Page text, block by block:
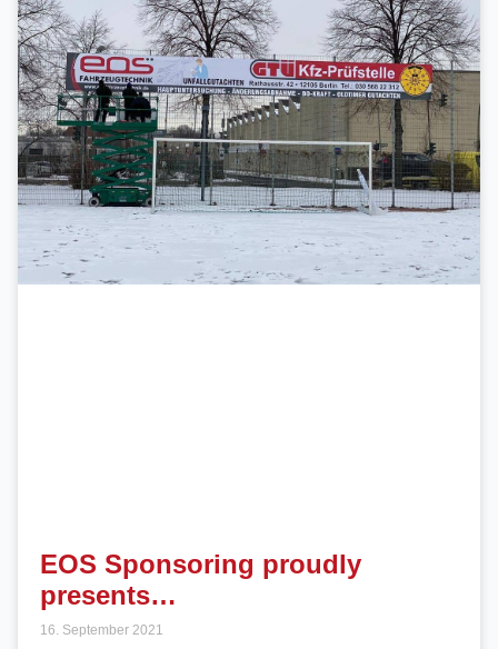
EOS Sponsoring proudly
presents…
16. September 2021